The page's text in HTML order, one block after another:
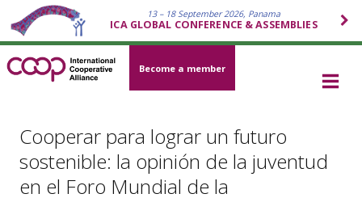
13 – 18 September 2026, Panama
ICA GLOBAL CONFERENCE & ASSEMBLIES
Become a member
Cooperar para lograr un futuro
sostenible: la opinión de la juventud
en el Foro Mundial de la